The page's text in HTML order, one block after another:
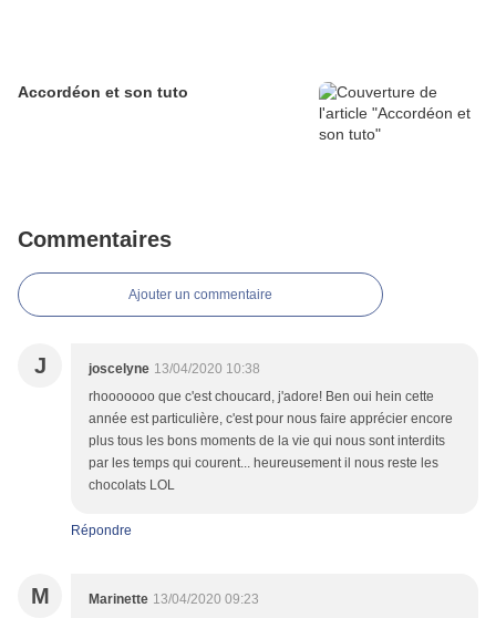
Accordéon et son tuto
Commentaires
Ajouter un commentaire
J joscelyne 13/04/2020 10:38
rhooooooo que c'est choucard, j'adore! Ben oui hein cette
année est particulière, c'est pour nous faire apprécier encore
plus tous les bons moments de la vie qui nous sont interdits
par les temps qui courent... heureusement il nous reste les
chocolats LOL
Répondre
M Marinette 13/04/2020 09:23